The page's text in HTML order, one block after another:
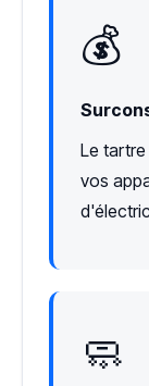
💰
Le
vos
🧼